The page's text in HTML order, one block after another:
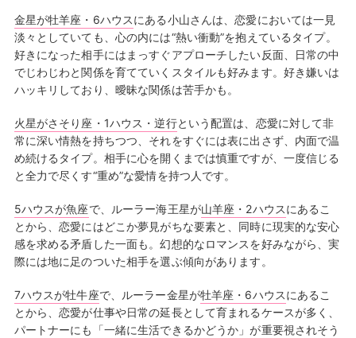
金星が牡羊座・6ハウスにある小山さんは、恋愛においては一見
淡々としていても、心の内には“熱い衝動”を抱えているタイプ。
好きになった相手にはまっすぐアプローチしたい反面、日常の中
でじわじわと関係を育てていくスタイルも好みます。好き嫌いは
ハッキリしており、曖昧な関係は苦手かも。
火星がさそり座・1ハウス・逆行という配置は、恋愛に対して非
常に深い情熱を持ちつつ、それをすぐには表に出さず、内面で温
め続けるタイプ。相手に心を開くまでは慎重ですが、一度信じる
と全力で尽くす“重め”な愛情を持つ人です。
5ハウスが魚座で、ルーラー海王星が山羊座・2ハウスにあるこ
とから、恋愛にはどこか夢見がちな要素と、同時に現実的な安心
感を求める矛盾した一面も。幻想的なロマンスを好みながら、実
際には地に足のついた相手を選ぶ傾向があります。
7ハウスが牡牛座で、ルーラー金星が牡羊座・6ハウスにあるこ
とから、恋愛が仕事や日常の延長として育まれるケースが多く、
パートナーにも「一緒に生活できるかどうか」が重要視されそう